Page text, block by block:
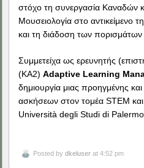
στόχο τη συνεργασία Καναδών
Μουσειολογία στο αντικείμενο
και τη διάδοση των πορισμάτων
Συμμετείχα ως ερευνητής
(KA2) Adaptive Learning
δημιουργία μιας προηγμένης
ασκήσεων στον τομέα STEM
Università degli Studi di Palermo.
Posted by dkeluser at 4:52 pm